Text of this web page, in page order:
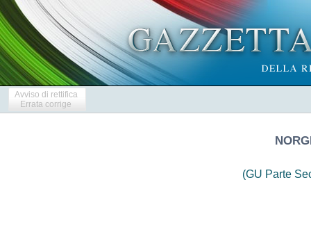
Avviso di rettifica
Errata corrige
(GU Parte